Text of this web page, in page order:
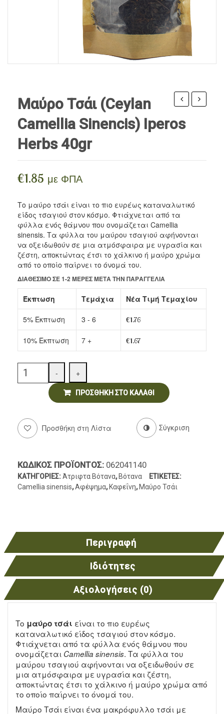
Όσπρια / Ζυμαρικά
Δημητριακά
Αλείμματα Spreads
Snacks
Αρτοσκευάσματα
Ντελικατέσεν
Νιφάδες & Σπόροι Δημητριακών
Περιποίηση Μαλλιών / Γενειάδας
ΠΡΟΪΌΝΤΑ ΜΈΛΙΣΣΑΣ
(Camellia
Μαύρο Τσάι (Ceylan
Camellia Sinencis) Iperos
Herbs 40gr
€1.85 με ΦΠΑ
Το μαύρο τσάι είναι το πιο ευρέως καταναλωτικό
είδος τσαγιού στον κόσμο. Φτιάχνεται από τα
φύλλα ενός θάμνου που ονομάζεται Camellia
sinensis. Τα φύλλα του μαύρου τσαγιού αφήνονται
να οξειδωθούν σε μια ατμόσφαιρα με υγρασία και
ζέστη, αποκτώντας έτσι το χάλκινο ή μαύρο χρώμα
από το οποίο παίρνει το όνομά του.
ΔΙΑΘΈΣΙΜΟ ΣΕ 1-2 ΜΈΡΕΣ ΜΕΤΆ ΤΗΝ ΠΑΡΑΓΓΕΛΊΑ
Έκπτωση Τεμάχια Νέα Τιμή Τεμαχίου
5% Έκπτωση 3 - 6 €1.76
10% Έκπτωση 7 + €1.67
- +
ΠΡΟΣΘΉΚΗ ΣΤΟ ΚΑΛΆΘΙ
Προσθήκη στη Λίστα Σύγκριση
ΚΩΔΙΚΌΣ ΠΡΟΪΌΝΤΟΣ: 062041140
ΚΑΤΗΓΟΡΊΕΣ:Άτριφτα Βότανα, Βότανα
ΕΤΙΚΈΤΕΣ:
Camellia sinensis,Αφέψημα, Καφεΐνη, Μαύρο Τσάι
Περιγραφή
Ιδιότητες
Αξιολογήσεις (0)
Το μαύρο τσάι είναι το πιο ευρέως
καταναλωτικό είδος τσαγιού στον κόσμο.
Φτιάχνεται από τα φύλλα ενός θάμνου που
ονομάζεται Camellia sinensis. Τα φύλλα του
μαύρου τσαγιού αφήνονται να οξειδωθούν σε
μια ατμόσφαιρα με υγρασία και ζέστη,
αποκτώντας έτσι το χάλκινο ή μαύρο χρώμα από
το οποίο παίρνει το όνομά του.
Μαύρο Τσάι είναι ένα μακρόφυλλο τσάι με